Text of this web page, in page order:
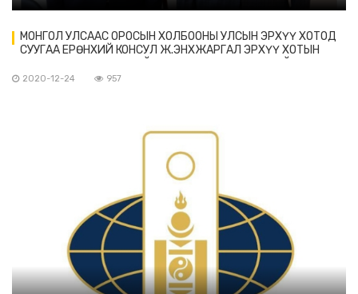
МОНГОЛ УЛСААС ОРОСЫН ХОЛБООНЫ УЛСЫН ЭРХҮҮ ХОТОД
СУУГАА ЕРӨНХИЙ КОНСУЛ Ж.ЭНХЖАРГАЛ ЭРХҮҮ ХОТЫН
2020-12-24 957